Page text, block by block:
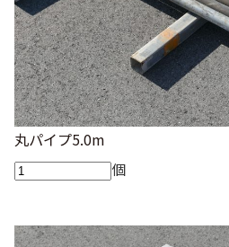
丸パイプ5.0m
個